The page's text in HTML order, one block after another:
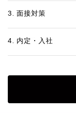
3. 面接対策
4. 内定・入社